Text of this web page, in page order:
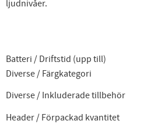
ljudnivåer.
Batteri / Driftstid (upp till)
Diverse / Färgkategori
Diverse / Inkluderade tillbehör
Header / Förpackad kvantitet